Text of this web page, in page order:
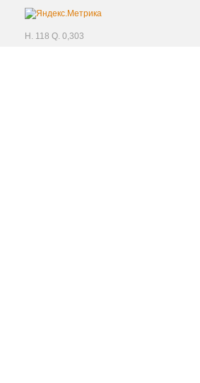
H. 118 Q. 0,303